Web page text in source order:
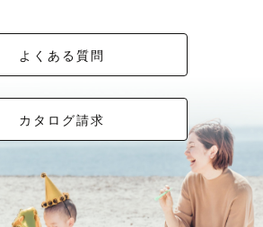
よくある質問
カタログ請求